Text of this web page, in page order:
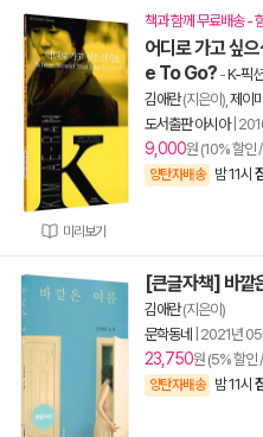
미리보기
책과 함께 무료배송 -
어디로 가고 싶
e To Go? -K-픽
김애란(지은이), 제이
도서출판 아시아|
9,000원 (10% 할인
양탄자배송 밤 11시
[큰글자책] 바깥
김애란(지은이)
문학동네
2021년
23,750원 (5% 할인
양탄자배송 밤 11시